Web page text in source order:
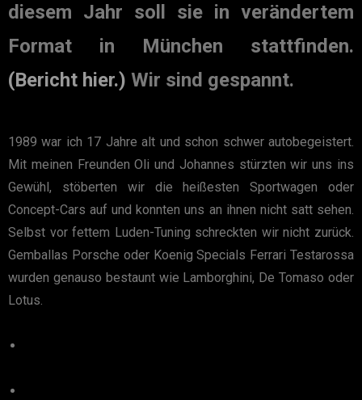
diesem Jahr soll sie in verändertem
Format in München stattfinden.
(Bericht hier.) Wir sind gespannt.
1989 war ich 17 Jahre alt und schon schwer autobegeistert.
Mit meinen Freunden Oli und Johannes stürzten wir uns ins
Gewühl, stöberten wir die heißesten Sportwagen oder
Concept-Cars auf und konnten uns an ihnen nicht satt sehen.
Selbst vor fettem Luden-Tuning schreckten wir nicht zurück.
Gemballas Porsche oder Koenig Specials Ferrari Testarossa
wurden genauso bestaunt wie Lamborghini, De Tomaso oder
Lotus.